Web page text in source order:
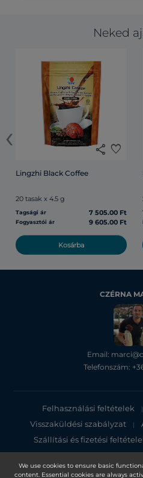
We use cookies to ensure basic
content. Essential cookies are always
Neked
share favorite
Lingzhi Black Coffee
20 tasak x 4.5 g
Tagsági ár 7 505.00 Ft
Fogyasztói ár 9 605.00 Ft
Kosárba
‹
CZÉRNA
Email:
Telefonszám:
Felhasználási feltételek |
Visszaküldési szabályzat |
Szállítási és fizetési
Adatvédelmi